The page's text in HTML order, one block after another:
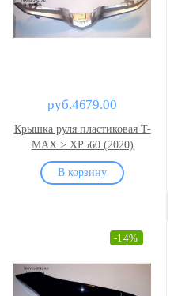
руб.4679.00
Крышка руля пластиковая T-
MAX > XP560 (2020)
-14%